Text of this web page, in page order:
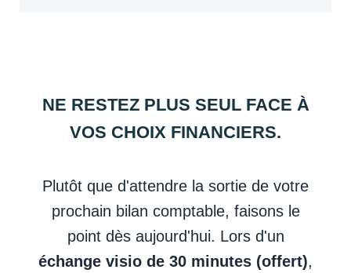
NE RESTEZ PLUS SEUL FACE À
VOS CHOIX FINANCIERS.
Plutôt que d'attendre la sortie de votre
prochain bilan comptable, faisons le
point dès aujourd'hui. Lors d'un
échange visio de 30 minutes (offert),